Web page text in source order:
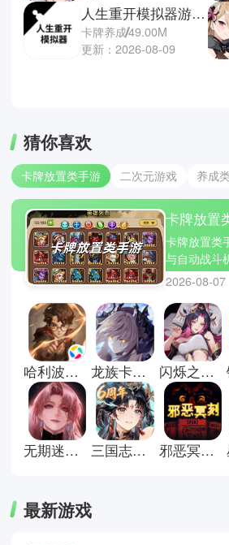
人生重开模拟器游戏手机版
卡牌养成49.00M
更新：2026-08-09
猜你喜欢
卡牌放置类手游 二次元游戏 养成
卡牌放置
卡牌放置类
与自动战斗
成与数值成
框架，整
之间的平衡
容配置、技
关卡推进，
养成与阶段
益保持进度
兵、剑与远
专题内容将
手游下载资
步补充更多
中了解该类
2026-08-07
哈利波特魔法觉醒官方正版 龙族卡塞尔之门官方正版 闪烁之光官方正版
无期迷途云游戏 三国志幻想大陆官方正版 邪恶冥刻手机版
最新游戏